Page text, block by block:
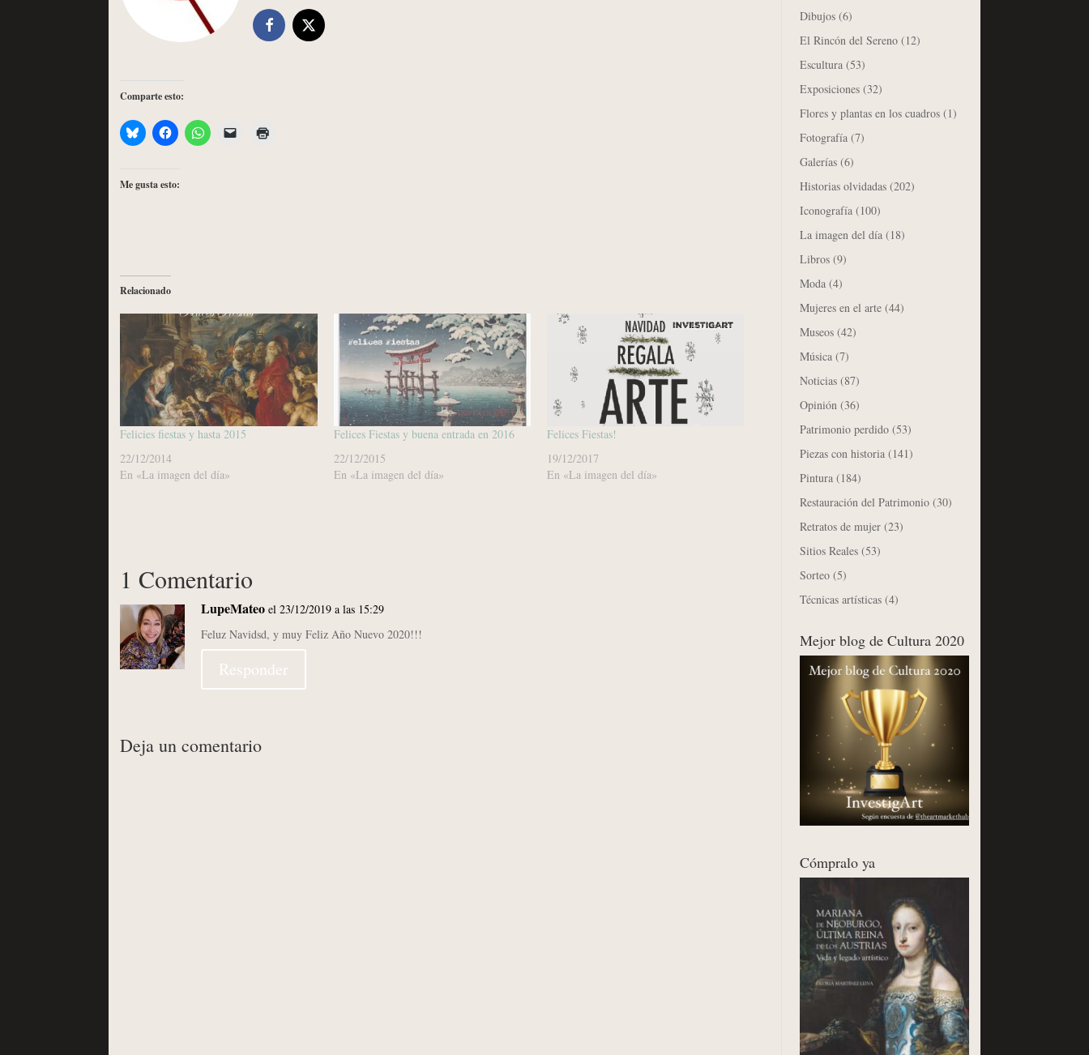
Comparte esto:
Me gusta esto:
Relacionado
Felicies fiestas y hasta 2015
22/12/2014
En «La imagen del día»
Felices Fiestas y buena entrada en 2016
22/12/2015
En «La imagen del día»
Felices Fiestas!
19/12/2017
En «La imagen del día»
1 Comentario
LupeMateo el 23/12/2019 a las 15:29
Feluz Navidsd, y muy Feliz Año Nuevo 2020!!!
Responder
Deja un comentario
Dibujos (6)
El Rincón del Sereno (12)
Escultura (53)
Exposiciones (32)
Flores y plantas en los cuadros (1)
Fotografía (7)
Galerías (6)
Historias olvidadas (202)
Iconografía (100)
La imagen del día (18)
Libros (9)
Moda (4)
Mujeres en el arte (44)
Museos (42)
Música (7)
Noticias (87)
Opinión (36)
Patrimonio perdido (53)
Piezas con historia (141)
Pintura (184)
Restauración del Patrimonio (30)
Retratos de mujer (23)
Sitios Reales (53)
Sorteo (5)
Técnicas artísticas (4)
Mejor blog de Cultura 2020
Cómpralo ya